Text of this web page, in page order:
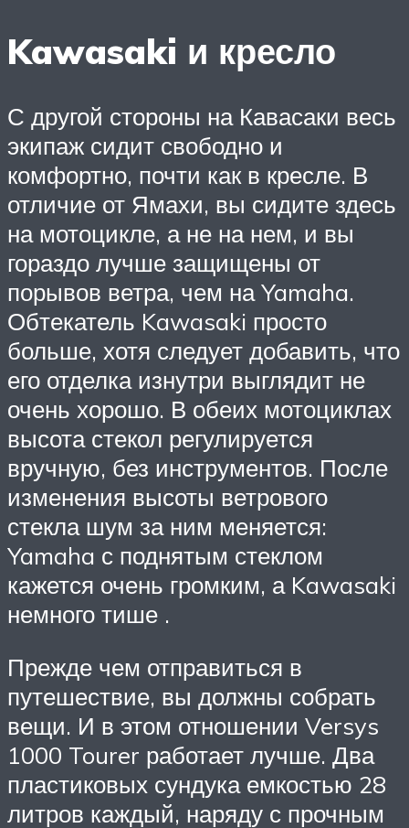
Kawasaki и кресло
С другой стороны на Кавасаки весь
экипаж сидит свободно и
комфортно, почти как в кресле. В
отличие от Ямахи, вы сидите здесь
на мотоцикле, а не на нем, и вы
гораздо лучше защищены от
порывов ветра, чем на Yamaha.
Обтекатель Kawasaki просто
больше, хотя следует добавить, что
его отделка изнутри выглядит не
очень хорошо. В обеих мотоциклах
высота стекол регулируется
вручную, без инструментов. После
изменения высоты ветрового
стекла шум за ним меняется:
Yamaha с поднятым стеклом
кажется очень громким, а Kawasaki
немного тише .
Прежде чем отправиться в
путешествие, вы должны собрать
вещи. И в этом отношении Versys
1000 Tourer работает лучше. Два
пластиковых сундука емкостью 28
литров каждый, наряду с прочным